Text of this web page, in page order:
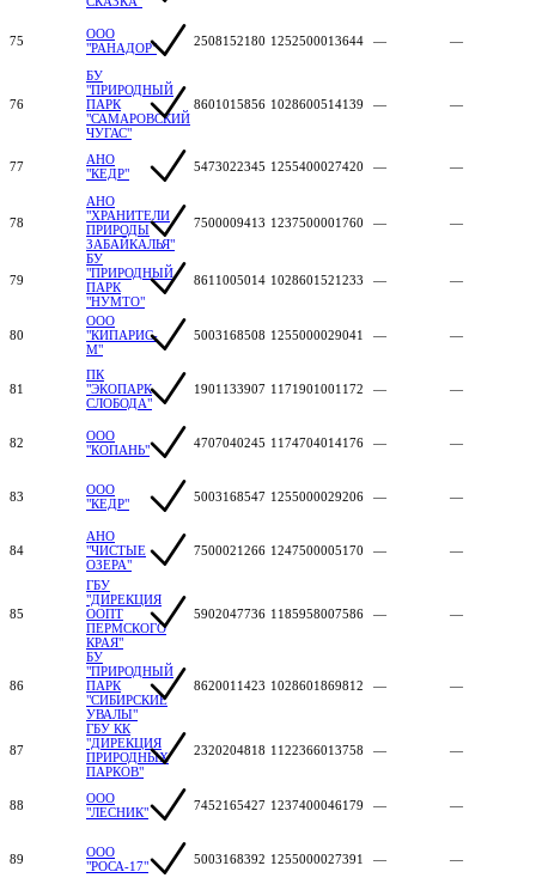
75
ООО
"РАНАДОР"
2508152180 1252500013644 — —
76
БУ
"ПРИРОДНЫЙ
ПАРК
"САМАРОВСКИЙ
ЧУГАС"
8601015856 1028600514139 — —
77
АНО
"КЕДР"
5473022345 1255400027420 — —
78
АНО
"ХРАНИТЕЛИ
ПРИРОДЫ
ЗАБАЙКАЛЬЯ"
7500009413 1237500001760 — —
79
БУ
"ПРИРОДНЫЙ
ПАРК
"НУМТО"
8611005014 1028601521233 — —
80
ООО
"КИПАРИС-
М"
5003168508 1255000029041 — —
81
ПК
"ЭКОПАРК
СЛОБОДА"
1901133907 1171901001172 — —
82
ООО
"КОПАНЬ"
4707040245 1174704014176 — —
83
ООО
"КЕДР"
5003168547 1255000029206 — —
84
АНО
"ЧИСТЫЕ
ОЗЕРА"
7500021266 1247500005170 — —
85
ГБУ
"ДИРЕКЦИЯ
ООПТ
ПЕРМСКОГО
КРАЯ"
5902047736 1185958007586 — —
86
БУ
"ПРИРОДНЫЙ
ПАРК
"СИБИРСКИЕ
УВАЛЫ"
8620011423 1028601869812 — —
87
ГБУ КК
"ДИРЕКЦИЯ
ПРИРОДНЫХ
ПАРКОВ"
2320204818 1122366013758 — —
88
ООО
"ЛЕСНИК"
7452165427 1237400046179 — —
89
ООО
"РОСА-17"
5003168392 1255000027391 — —